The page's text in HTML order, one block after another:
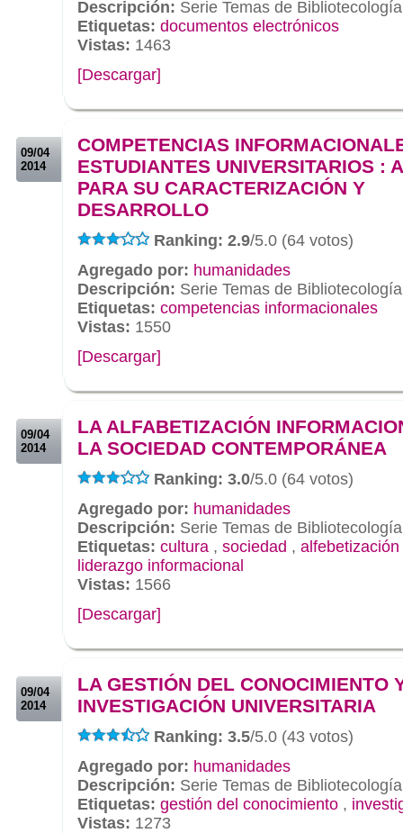
Descripción: Serie Temas de
Etiquetas: documentos electrónicos
Vistas: 1463
[Descargar]
09/04
2014
COMPETENCIAS
ESTUDIANTES UNIVERSITARIOS :
PARA SU CARACTERIZACIÓN Y
DESARROLLO
Ranking: 2.9/5.0 (64 votos)
Agregado por: humanidades
Descripción: Serie Temas de
Etiquetas: competencias informacionales
Vistas: 1550
[Descargar]
09/04
2014
LA ALFABETIZACIÓN
LA SOCIEDAD CONTEMPORÁNEA
Ranking: 3.0/5.0 (64 votos)
Agregado por: humanidades
Descripción: Serie Temas de
Etiquetas: cultura , sociedad ,
liderazgo informacional
Vistas: 1566
[Descargar]
09/04
2014
LA GESTIÓN DEL CONOCIMIENTO
INVESTIGACIÓN UNIVERSITARIA
Ranking: 3.5/5.0 (43 votos)
Agregado por: humanidades
Descripción: Serie Temas de
Etiquetas: gestión del conocimiento ,
Vistas: 1273